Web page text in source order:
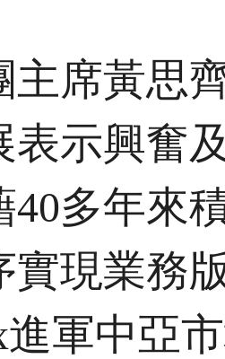
主席黃思
表示興奮
40多年來
實現業務
軍中亞